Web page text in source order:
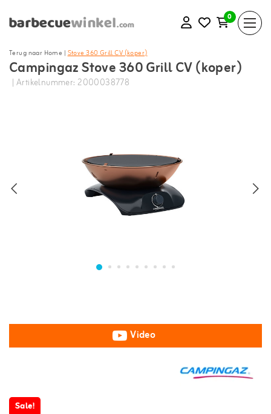
0
Terug naar Home |Stove 360 Grill CV (koper)
Campingaz Stove 360 Grill CV (koper)
| Artikelnummer: 2000038778
Video
Sale!